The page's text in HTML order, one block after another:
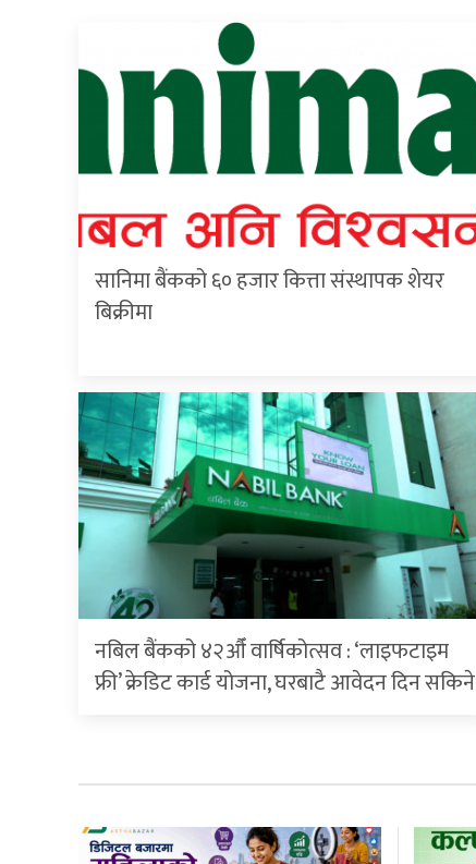
सानिमा बैंकको ६० हजार कित्ता संस्थापक शेयर
बिक्रीमा
नबिल बैंकको ४२औँ वार्षिकोत्सव : ‘लाइफटाइम
फ्री’ क्रेडिट कार्ड योजना, घरबाटै आवेदन दिन सकिने